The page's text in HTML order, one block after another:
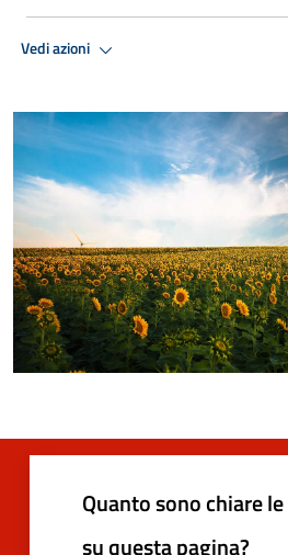
Vedi azioni
Quanto sono chiare
su questa pagina?